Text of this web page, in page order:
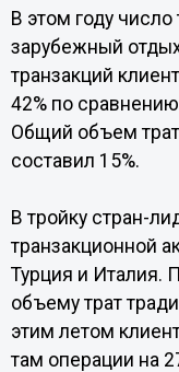
В этом году
зарубежный
транзакций
42% по
Общий объем
составил 15%.
В тройку стран-
транзакционной
Турция и Италия.
объему трат
этим летом
там операции на